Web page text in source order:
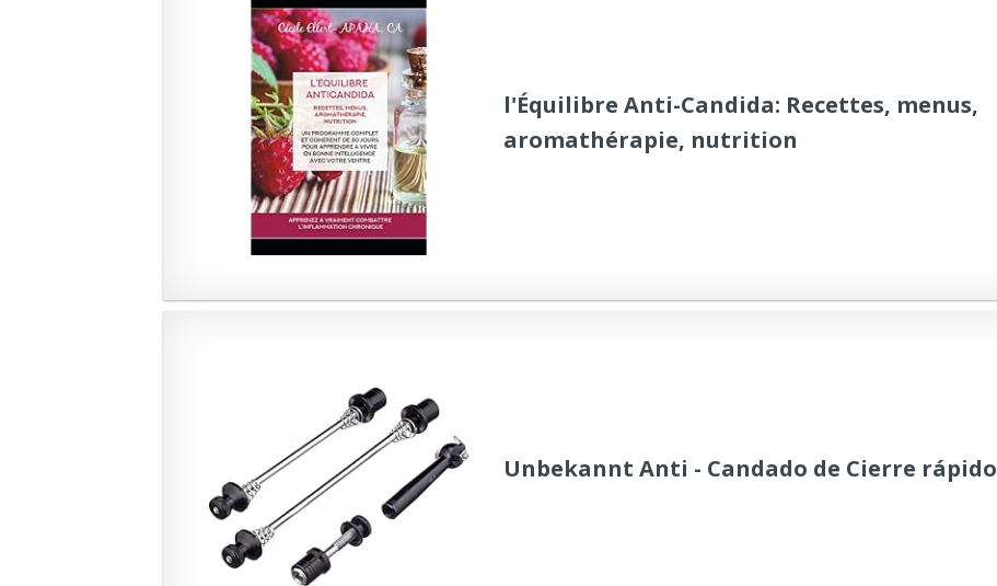
l'Équilibre Anti-Candida: Recettes, menus,
aromathérapie, nutrition
Unbekannt Anti - Candado de Cierre rápido